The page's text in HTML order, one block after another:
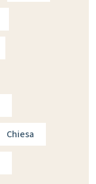
Chiesa